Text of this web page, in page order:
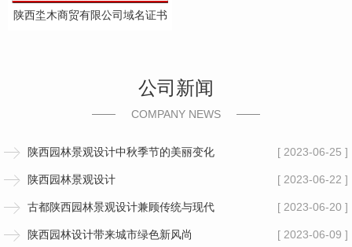
陕西坔木商贸有限公司域名证书
公司新闻
COMPANY NEWS
[ 2023-06-25 ]
陕西园林景观设计中秋季节的美丽变化
[ 2023-06-22 ]
陕西园林景观设计
[ 2023-06-20 ]
古都陕西园林景观设计兼顾传统与现代
[ 2023-06-09 ]
陕西园林设计带来城市绿色新风尚